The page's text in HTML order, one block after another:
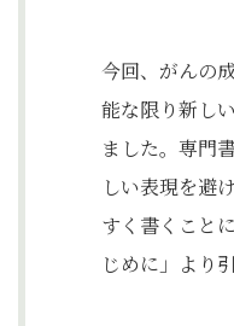
今回、がんの
能な限り新し
ました。専門
しい表現を避
すく書くこと
じめに」より引